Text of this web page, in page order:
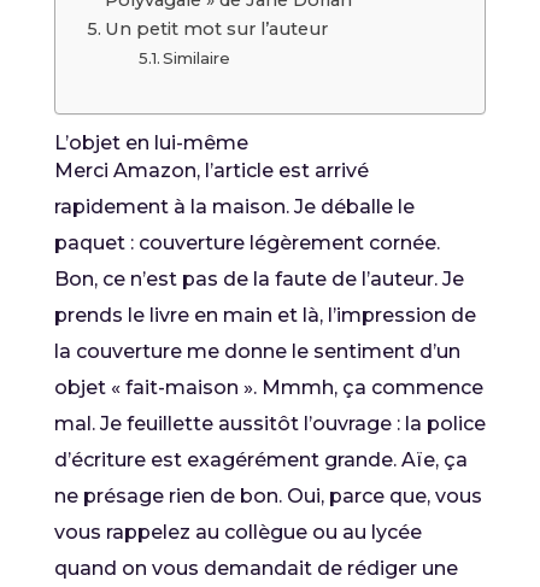
Un petit mot sur l’auteur
Similaire
L’objet en lui-même
Merci Amazon, l’article est arrivé
rapidement à la maison. Je déballe le
paquet : couverture légèrement cornée.
Bon, ce n’est pas de la faute de l’auteur. Je
prends le livre en main et là, l’impression de
la couverture me donne le sentiment d’un
objet « fait-maison ». Mmmh, ça commence
mal. Je feuillette aussitôt l’ouvrage : la police
d’écriture est exagérément grande. Aïe, ça
ne présage rien de bon. Oui, parce que, vous
vous rappelez au collègue ou au lycée
quand on vous demandait de rédiger une